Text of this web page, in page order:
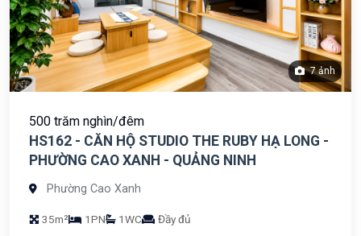
7 ảnh
500 trăm nghìn/đêm
HS162 - CĂN HỘ STUDIO THE RUBY HẠ LONG -
PHƯỜNG CAO XANH - QUẢNG NINH
Phường Cao Xanh
35m² 1PN 1WC Đầy đủ